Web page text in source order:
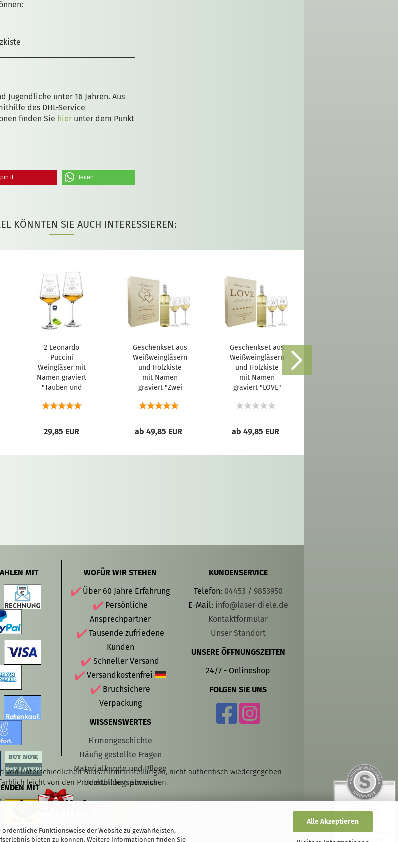
Funktionsweise der Website zu gewährleisten,
bieten zu können. Weitere Informationen finden Sie
Alle Akzeptieren
Jugendliche unter 16 Jahren. Aus
des DHL-Service
finden Sie hier unter dem Punkt
pin it teilen
KÖNNTEN SIE AUCH INTERESSIEREN:
2 Leonardo
Puccini
Weingläser mit
Namen graviert
"Tauben und
29,85 EUR
Geschenkset aus
Weißweingläsern
und Holzkiste
mit Namen
graviert "Zwei
ab 49,85 EUR
Geschenkset aus
Weißweingläsern
und Holzkiste
mit Namen
graviert "LOVE"
ab 49,85 EUR
MIT
MIT
WOFÜR WIR STEHEN
Über 60 Jahre Erfahrung
Persönliche
Ansprechpartner
Tausende zufriedene
Kunden
Schneller Versand
Versandkostenfrei
Bruchsichere
Verpackung
WISSENSWERTES
Firmengeschichte
Häufig gestellte Fragen
Materialkunde und Pflege
Herstellungsprozess
KUNDENSERVICE
Telefon: 04453 / 9853950
E-Mail: info@laser-diele.de
Kontaktformular
Unser Standort
UNSERE ÖFFNUNGSZEITEN
24/7 - Onlineshop
FOLGEN SIE UNS
von unterschiedlichen Bildschirmeinstellungen, nicht authentisch wiedergegeben
leicht von den Produktbildern abweichen.
eröffnenmit Gambio.de © 2020
SEHR GUT
4.8 / 5
aus 47 Bewertungen
bei: amazon.de